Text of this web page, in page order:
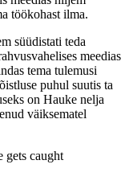
töökohast ilma.
süüdistati teda
meedias
tema tulemusi
puhul suutis ta
on Hauke nelja
väiksematel
gets caught